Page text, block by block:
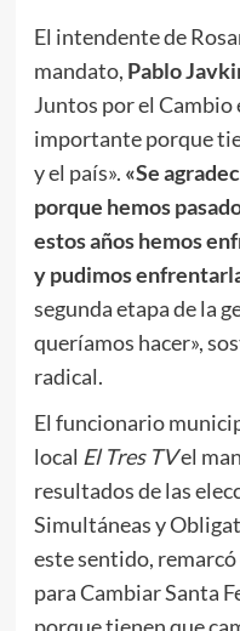
El intendente de
mandato, Pablo
Juntos por el Cambio
importante porque
y el país». «Se
porque hemos
estos años hemos
y pudimos
segunda etapa de la
queríamos hacer»,
radical.
El funcionario
local El Tres TVel
resultados de las
Simultáneas y
este sentido,
para Cambiar Santa